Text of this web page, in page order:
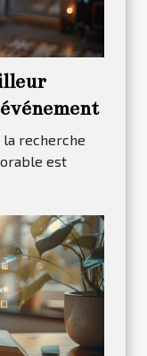
la recherche
est